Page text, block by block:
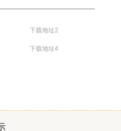
下载地址2
下载地址4